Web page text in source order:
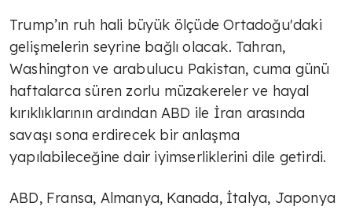
Trump’ın ruh hali büyük ölçüde Ortadoğu'daki
gelişmelerin seyrine bağlı olacak. Tahran,
Washington ve arabulucu Pakistan, cuma günü
haftalarca süren zorlu müzakereler ve hayal
kırıklıklarının ardından ABD ile İran arasında
savaşı sona erdirecek bir anlaşma
yapılabileceğine dair iyimserliklerini dile getirdi.
ABD, Fransa, Almanya, Kanada, İtalya, Japonya